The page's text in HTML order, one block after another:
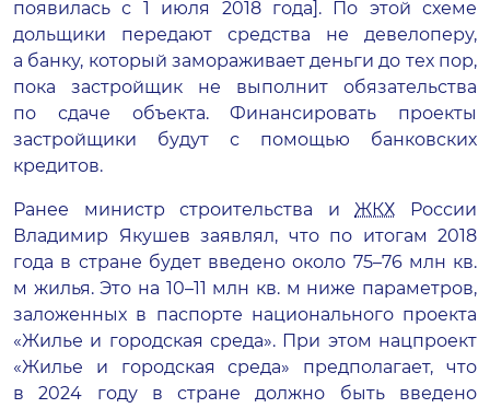
появилась с 1 июля 2018 года]. По этой схеме
дольщики передают средства не девелоперу,
а банку, который замораживает деньги до тех пор,
пока застройщик не выполнит обязательства
по сдаче объекта. Финансировать проекты
застройщики будут с помощью банковских
кредитов.
Ранее министр строительства иЖКХ России
Владимир Якушев заявлял, что по итогам 2018
года в стране будет введено около 75–76 млн кв.
м жилья. Это на 10–11 млн кв. м ниже параметров,
заложенных в паспорте национального проекта
«Жилье и городская среда». При этом нацпроект
«Жилье и городская среда» предполагает, что
в 2024 году в стране должно быть введено